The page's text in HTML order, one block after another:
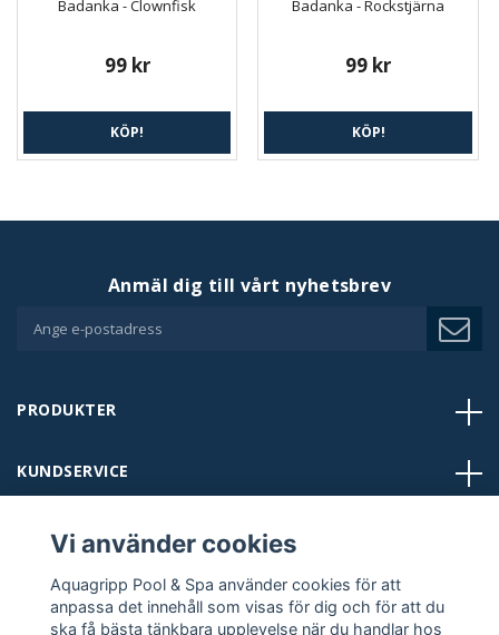
Badanka - Clownfisk
99 kr
KÖP!
Badanka - Rockstjärna
99 kr
KÖP!
PRODUKTER
Anmäl dig till vårt nyhetsbrev
KUNDSERVICE
BUTIKER
KONTAKT
Vi använder cookies
Aquagripp Pool & Spa använder cookies för att
anpassa det innehåll som visas för dig och för att du
ska få bästa tänkbara upplevelse när du handlar hos